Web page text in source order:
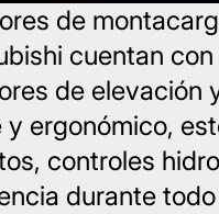
de
cuentan
de
ergonómico,
controles
durante